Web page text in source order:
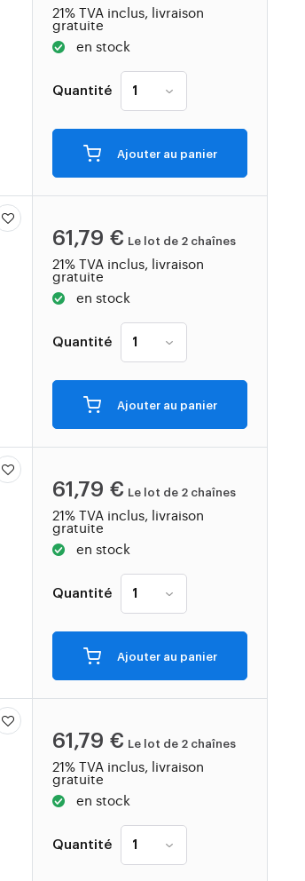
21% TVA inclus, livraison
gratuite
en stock
Quantité
Ajouter au panier
61,79 € Le lot de 2 chaînes
21% TVA inclus, livraison
gratuite
en stock
Quantité
Ajouter au panier
61,79 € Le lot de 2 chaînes
21% TVA inclus, livraison
gratuite
en stock
Quantité
Ajouter au panier
61,79 € Le lot de 2 chaînes
21% TVA inclus, livraison
gratuite
en stock
Quantité